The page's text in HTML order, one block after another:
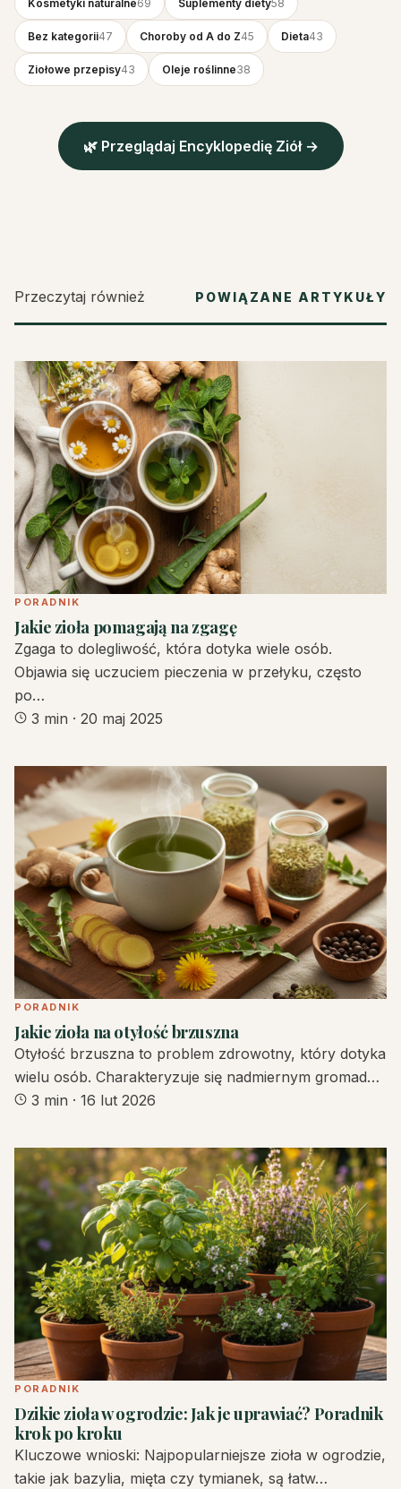
Kosmetyki naturalne69 Suplementy diety58
Bez kategorii47 Choroby od A do Z45 Dieta43
Ziołowe przepisy43 Oleje roślinne38
🌿 Przeglądaj Encyklopedię Ziół →
Przeczytaj również POWIĄZANE ARTYKUŁY
PORADNIK
Jakie zioła pomagają na zgagę
Zgaga to dolegliwość, która dotyka wiele osób.
Objawia się uczuciem pieczenia w przełyku, często
po…
3 min · 20 maj 2025
PORADNIK
Jakie zioła na otyłość brzuszna
Otyłość brzuszna to problem zdrowotny, który dotyka
wielu osób. Charakteryzuje się nadmiernym gromad…
3 min · 16 lut 2026
PORADNIK
Dzikie zioła w ogrodzie: Jak je uprawiać? Poradnik
krok po kroku
Kluczowe wnioski: Najpopularniejsze zioła w ogrodzie,
takie jak bazylia, mięta czy tymianek, są łatw…